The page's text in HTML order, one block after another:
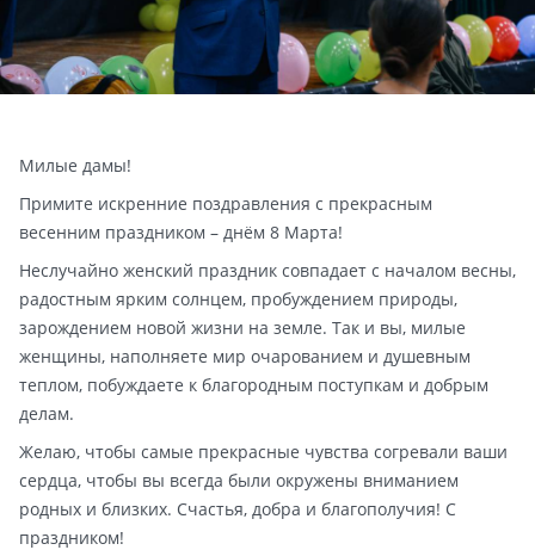
Милые дамы!
Примите искренние поздравления с прекрасным
весенним праздником – днём 8 Марта!
Неслучайно женский праздник совпадает с началом весны,
радостным ярким солнцем, пробуждением природы,
зарождением новой жизни на земле. Так и вы, милые
женщины, наполняете мир очарованием и душевным
теплом, побуждаете к благородным поступкам и добрым
делам.
Желаю, чтобы самые прекрасные чувства согревали ваши
сердца, чтобы вы всегда были окружены вниманием
родных и близких. Счастья, добра и благополучия! С
праздником!